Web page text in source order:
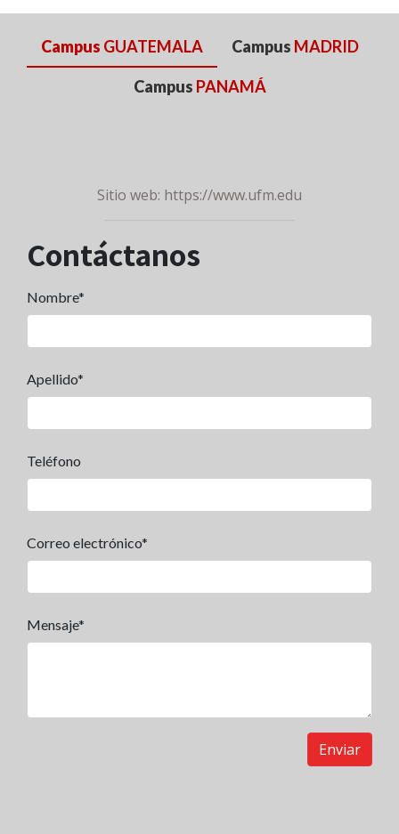
Campus GUATEMALA Campus MADRID
Campus PANAMÁ
Sitio web: https://www.ufm.edu
Contáctanos
Nombre*
Apellido*
Teléfono
Correo electrónico*
Mensaje*